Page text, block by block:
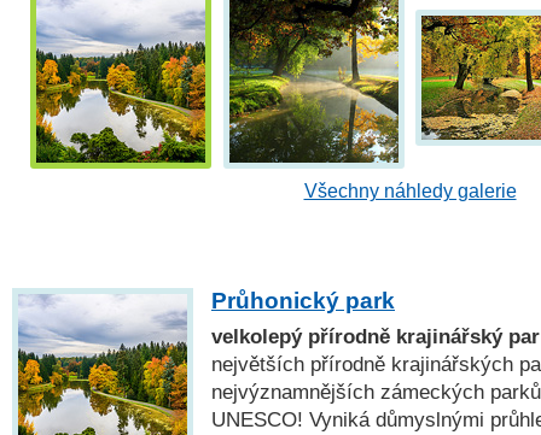
Všechny náhledy galerie
Průhonický park
velkolepý přírodně krajinářský
největších přírodně krajinářských
nejvýznamnějších zámeckých
UNESCO! Vyniká důmyslnými